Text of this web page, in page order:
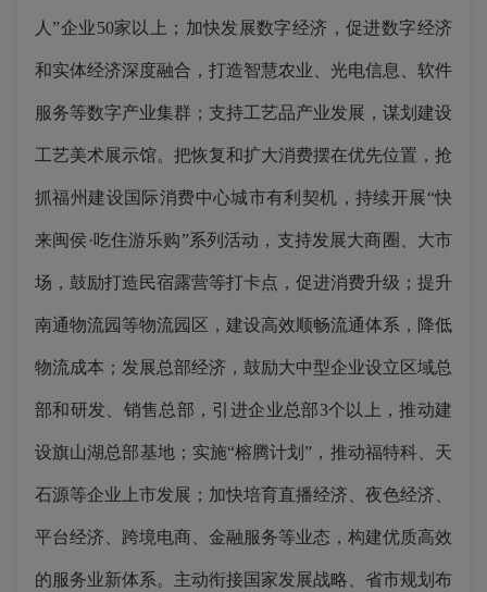
人”企业50家以上；加快发展数字经济，促进数字经济
和实体经济深度融合，打造智慧农业、光电信息、软件
服务等数字产业集群；支持工艺品产业发展，谋划建设
工艺美术展示馆。把恢复和扩大消费摆在优先位置，抢
抓福州建设国际消费中心城市有利契机，持续开展“快
来闽侯·吃住游乐购”系列活动，支持发展大商圈、大市
场，鼓励打造民宿露营等打卡点，促进消费升级；提升
南通物流园等物流园区，建设高效顺畅流通体系，降低
物流成本；发展总部经济，鼓励大中型企业设立区域总
部和研发、销售总部，引进企业总部3个以上，推动建
设旗山湖总部基地；实施“榕腾计划”，推动福特科、天
石源等企业上市发展；加快培育直播经济、夜色经济、
平台经济、跨境电商、金融服务等业态，构建优质高效
的服务业新体系。主动衔接国家发展战略、省市规划布